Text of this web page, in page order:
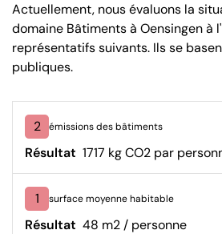
Actuellement, nous évaluons la
domaine Bâtiments à Oensingen à
représentatifs suivants. Ils se
publiques.
2 émissions des bâtiments
Résultat 1717 kg CO2 par
1 surface moyenne habitable
Résultat 48 m2 / personne